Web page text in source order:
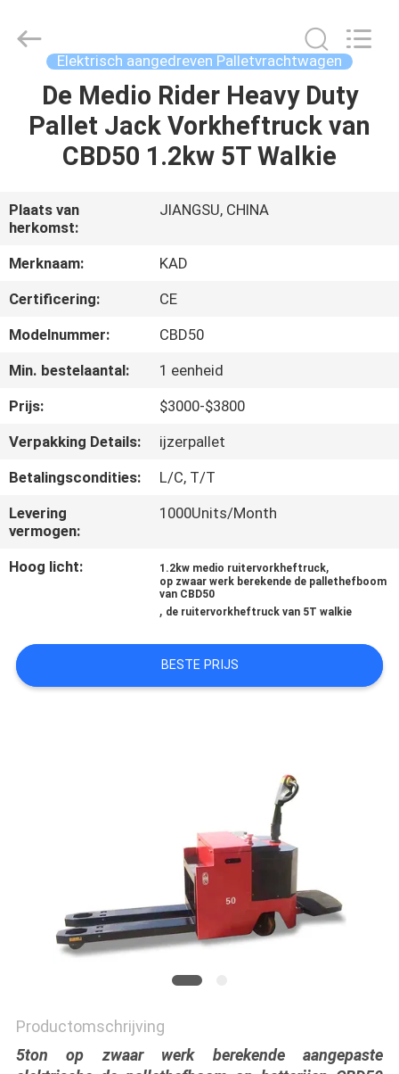
HUIS
PRODUCTEN
VIDEOS
ONGEVEER
ONS
KWALITEITSCONTROLE
CONTACTEER
NIEUWS
OM EEN
CITAAT
Co.,Ltd.
Elektrisch aangedreven Palletvrachtwagen
De Medio Rider Heavy Duty
Pallet Jack Vorkheftruck van
CBD50 1.2kw 5T Walkie
Plaats van
herkomst:
JIANGSU, CHINA
Merknaam:
KAD
Certificering:
CE
Modelnummer:
CBD50
Min. bestelaantal:
1 eenheid
Prijs:
$3000-$3800
Verpakking Details:
ijzerpallet
Betalingscondities:
L/C, T/T
Levering
vermogen:
1000Units/Month
Hoog licht: 1.2kw medio ruitervorkheftruck,
op zwaar werk berekende de pallethefboom
van CBD50
, de ruitervorkheftruck van 5T walkie
BESTE PRIJS
Productomschrijving
5ton op zwaar werk berekende aangepaste